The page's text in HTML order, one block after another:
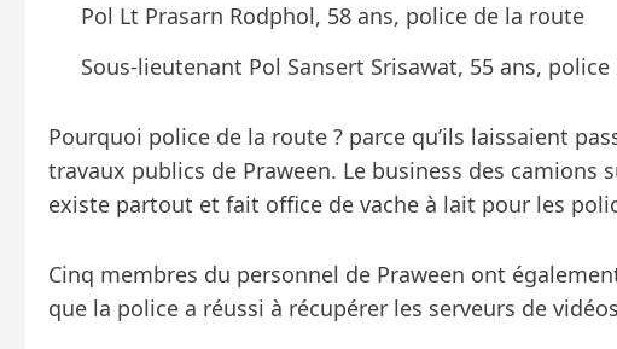
Pol Lt Prasarn Rodphol, 58 ans, police de la route
Sous-lieutenant Pol Sansert Srisawat, 55 ans,
Pourquoi police de la route ? parce qu’ils laissaient
travaux publics de Praween. Le business des camions
existe partout et fait office de vache à lait pour les
Cinq membres du personnel de Praween ont
que la police a réussi à récupérer les serveurs de